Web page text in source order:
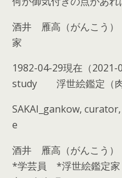
酒井 雁高（がんこう
家
1982-04-29現在（
study 浮世絵鑑定（肉
SAKAI_gankow,
e
酒井 雁高（がんこう）
*学芸員 *浮世絵鑑定